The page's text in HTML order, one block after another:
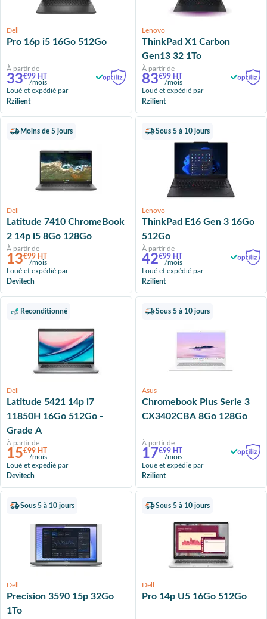
Dell
Pro 16p i5 16Go 512Go
À partir de
33€99 HT
/mois
Loué et expédié par
Rzilient
Lenovo
ThinkPad X1 Carbon
Gen13 32 1To
À partir de
83€99 HT
/mois
Loué et expédié par
Rzilient
Moins de 5 jours
Dell
Latitude 7410 ChromeBook
2 14p i5 8Go 128Go
À partir de
13€99 HT
/mois
Loué et expédié par
Devitech
Sous 5 à 10 jours
Lenovo
ThinkPad E16 Gen 3 16Go
512Go
À partir de
42€99 HT
/mois
Loué et expédié par
Rzilient
Reconditionné
Dell
Latitude 5421 14p i7
11850H 16Go 512Go -
Grade A
À partir de
15€99 HT
/mois
Loué et expédié par
Devitech
Sous 5 à 10 jours
Asus
Chromebook Plus Serie 3
CX3402CBA 8Go 128Go
À partir de
17€99 HT
/mois
Loué et expédié par
Rzilient
Sous 5 à 10 jours
Dell
Precision 3590 15p 32Go
1To
Sous 5 à 10 jours
Dell
Pro 14p U5 16Go 512Go